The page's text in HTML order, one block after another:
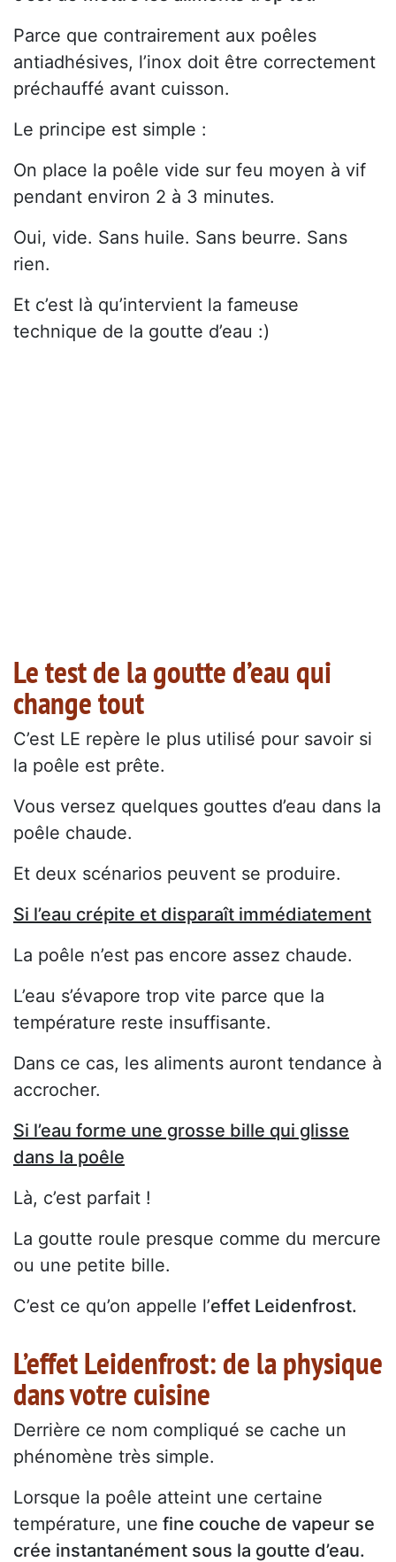
Parce que contrairement aux poêles
antiadhésives, l’inox doit être correctement
préchauffé avant cuisson.
Le principe est simple :
On place la poêle vide sur feu moyen à vif
pendant environ 2 à 3 minutes.
Oui, vide. Sans huile. Sans beurre. Sans
rien.
Et c’est là qu’intervient la fameuse
technique de la goutte d’eau :)
Le test de la goutte d’eau qui
change tout
C’est LE repère le plus utilisé pour savoir si
la poêle est prête.
Vous versez quelques gouttes d’eau dans la
poêle chaude.
Et deux scénarios peuvent se produire.
Si l’eau crépite et disparaît immédiatement
La poêle n’est pas encore assez chaude.
L’eau s’évapore trop vite parce que la
température reste insuffisante.
Dans ce cas, les aliments auront tendance à
accrocher.
Si l’eau forme une grosse bille qui glisse
dans la poêle
Là, c’est parfait !
La goutte roule presque comme du mercure
ou une petite bille.
C’est ce qu’on appelle l’effet Leidenfrost.
L’effet Leidenfrost: de la physique
dans votre cuisine
Derrière ce nom compliqué se cache un
phénomène très simple.
Lorsque la poêle atteint une certaine
température, une fine couche de vapeur se
crée instantanément sous la goutte d’eau.